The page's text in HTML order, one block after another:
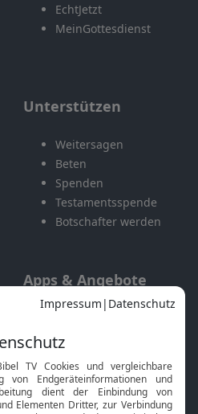
EchtJetzt
MeinGottesdienst
Unterstützen
Weitersagen
Beten
Spenden
Testamentsspende
Botschafter werden
Apps & Angebote
Mobile App
Smart TV
HbbTV